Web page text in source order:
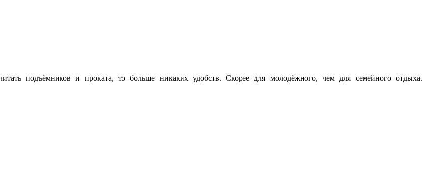
подъёмников и проката, то больше никаких удобств. Скорее для молодёжного, чем для семейного отдыха.